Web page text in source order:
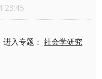
23:45
进入专题：社会学研究